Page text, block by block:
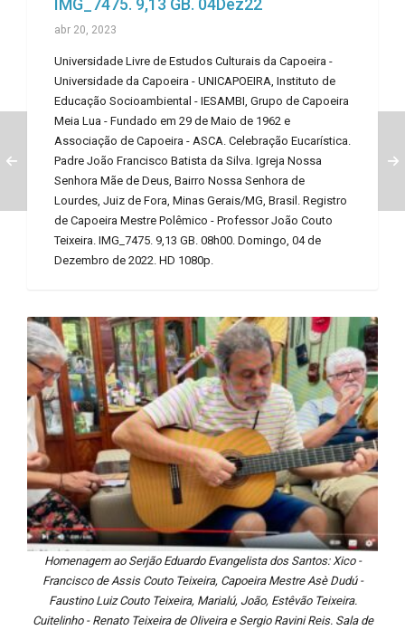
IMG_7475. 9,13 GB. 04Dez22
abr 20, 2023
Universidade Livre de Estudos Culturais da Capoeira -
Universidade da Capoeira - UNICAPOEIRA, Instituto de
Educação Socioambiental - IESAMBI, Grupo de Capoeira
Meia Lua - Fundado em 29 de Maio de 1962 e
Associação de Capoeira - ASCA. Celebração Eucarística.
Padre João Francisco Batista da Silva. Igreja Nossa
Senhora Mãe de Deus, Bairro Nossa Senhora de
Lourdes, Juiz de Fora, Minas Gerais/MG, Brasil. Registro
de Capoeira Mestre Polêmico - Professor João Couto
Teixeira. IMG_7475. 9,13 GB. 08h00. Domingo, 04 de
Dezembro de 2022. HD 1080p.
Homenagem ao Serjão Eduardo Evangelista dos Santos: Xico -
Francisco de Assis Couto Teixeira, Capoeira Mestre Asè Dudú -
Faustino Luiz Couto Teixeira, Marialú, João, Estêvão Teixeira.
Cuitelinho - Renato Teixeira de Oliveira e Sergio Ravini Reis. Sala de